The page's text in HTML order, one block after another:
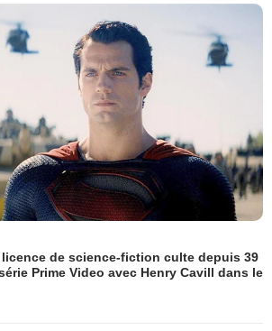
de science-fiction culte depuis 39
Prime Video avec Henry Cavill dans le